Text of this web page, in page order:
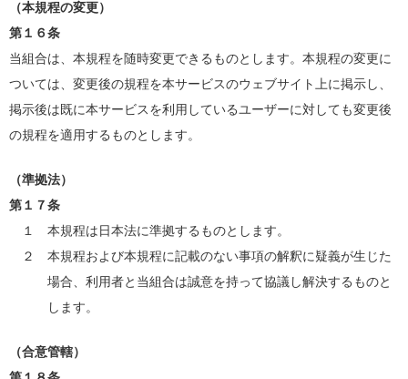
（本規程の変更）
第１６条
当組合は、本規程を随時変更できるものとします。本規程の変更に
ついては、変更後の規程を本サービスのウェブサイト上に掲示し、
掲示後は既に本サービスを利用しているユーザーに対しても変更後
の規程を適用するものとします。
（準拠法）
第１７条
１ 本規程は日本法に準拠するものとします。
２ 本規程および本規程に記載のない事項の解釈に疑義が生じた
場合、利用者と当組合は誠意を持って協議し解決するものと
します。
（合意管轄）